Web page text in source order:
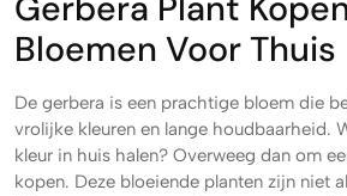
Gerbera Plant
Bloemen Voor Thuis
De gerbera is een prachtige bloem die
vrolijke kleuren en lange houdbaarheid.
kleur in huis halen? Overweeg dan om
kopen. Deze bloeiende planten zijn niet